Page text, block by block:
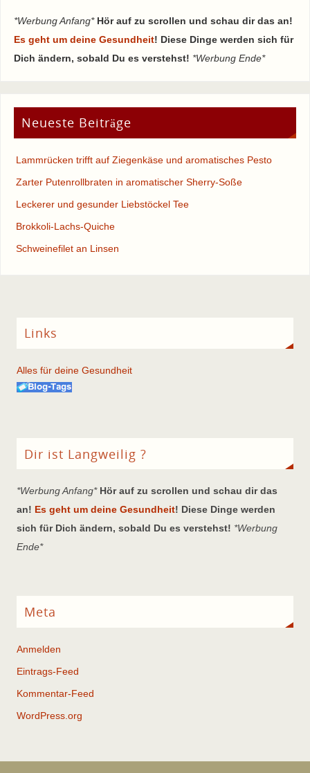
*Werbung Anfang* Hör auf zu scrollen und schau dir das an!
Es geht um deine Gesundheit! Diese Dinge werden sich für
Dich ändern, sobald Du es verstehst! *Werbung Ende*
Neueste Beiträge
Lammrücken trifft auf Ziegenkäse und aromatisches Pesto
Zarter Putenrollbraten in aromatischer Sherry-Soße
Leckerer und gesunder Liebstöckel Tee
Brokkoli-Lachs-Quiche
Schweinefilet an Linsen
Links
Alles für deine Gesundheit
Dir ist Langweilig ?
*Werbung Anfang* Hör auf zu scrollen und schau dir das
an! Es geht um deine Gesundheit! Diese Dinge werden
sich für Dich ändern, sobald Du es verstehst! *Werbung
Ende*
Meta
Anmelden
Eintrags-Feed
Kommentar-Feed
WordPress.org